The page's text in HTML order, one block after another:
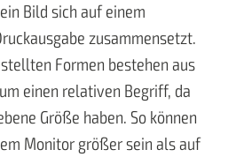
Bild sich auf einem
zusammensetzt.
Formen bestehen aus
einen relativen Begriff, da
Größe haben. So können
Monitor größer sein als auf